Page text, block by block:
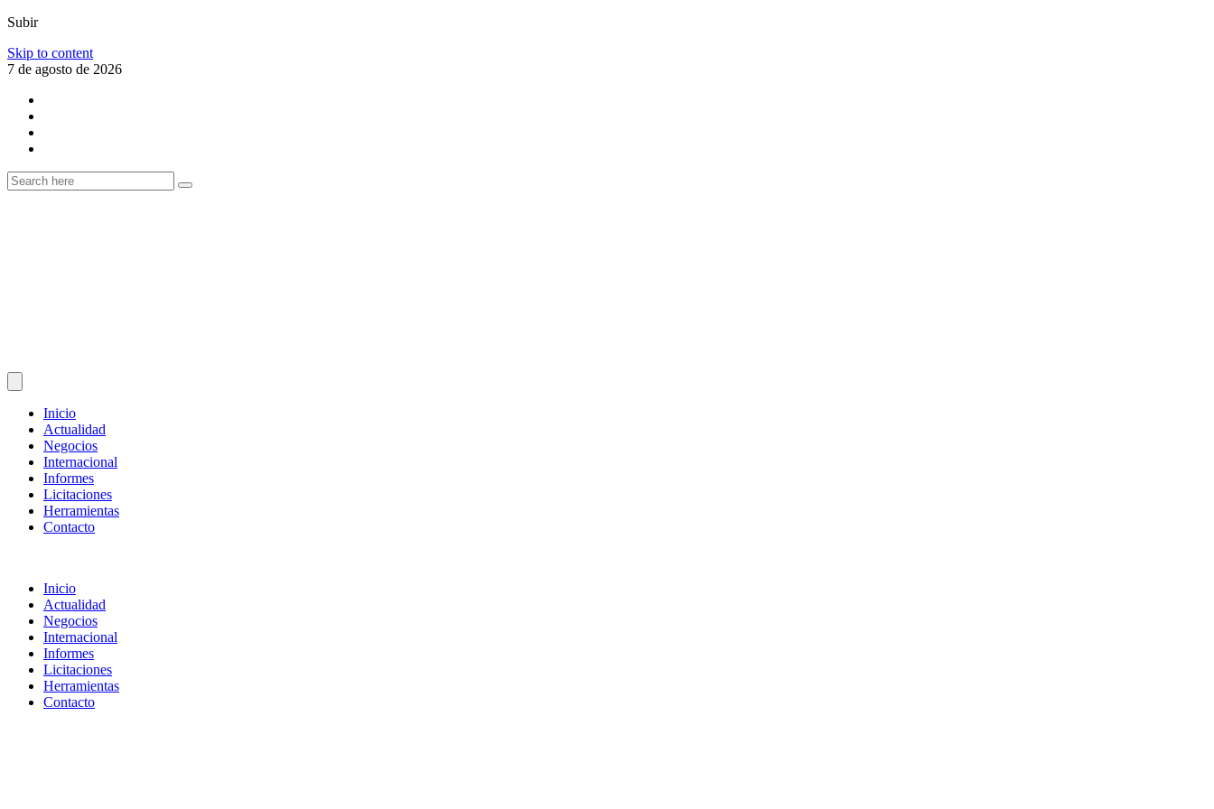
Subir
Skip to content
7 de agosto de 2026
Inicio
Actualidad
Negocios
Internacional
Informes
Licitaciones
Herramientas
Contacto
Inicio
Actualidad
Negocios
Internacional
Informes
Licitaciones
Herramientas
Contacto